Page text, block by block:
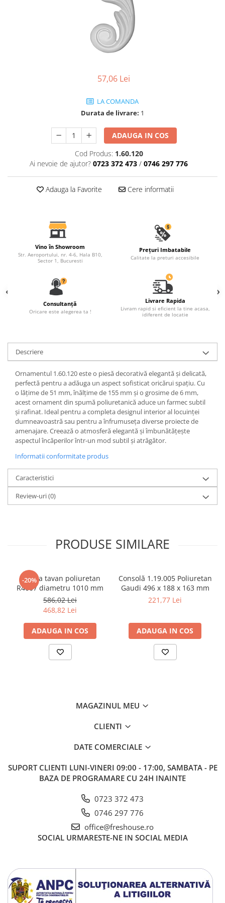
Capiteluri semicoloane
Piedestaluri semicoloane
Trunchiuri semicoloane
Mulaje de interior
Rozete de interior
Cadru de arc
Șeminee decorative
Console de interior
Cadre de ușă
Ornamente de colț
57,06 Lei
LA COMANDA
Durata de livrare: 1
ADAUGA IN COS
Cod Produs: 1.60.120
Ai nevoie de ajutor? 0723 372 473 / 0746 297 776
Adauga la Favorite Cere informatii
Vino în Showroom
Str. Aeroportului, nr. 4-6, Hala B10,
Sector 1, Bucuresti
Prețuri Imbatabile
Calitate la preturi accesibile
Consultanță
Oricare este alegerea ta !
Livrare Rapida
Livram rapid si eficient la tine acasa,
idiferent de locatie
Descriere
Ornamentul 1.60.120 este o piesă decorativă elegantă și delicată,
perfectă pentru a adăuga un aspect sofisticat oricărui spațiu. Cu
o lățime de 51 mm, înălțime de 155 mm și o grosime de 6 mm,
acest ornament din spumă poliuretanică aduce un farmec subtil
și rafinat. Ideal pentru a completa designul interior al locuinței
dumneavoastră sau pentru a înfrumuseța diverse proiecte de
amenajare. Creează o atmosferă elegantă și îmbunătățește
aspectul încăperilor într-un mod subtil și atrăgător.
Informatii conformitate produs
Caracteristici
Review-uri(0)
PRODUSE SIMILARE
-20%
Rozeta tavan poliuretan
R4007 diametru 1010 mm
586,02 Lei
468,82 Lei
ADAUGA IN COS
Consolă 1.19.005 Poliuretan
Gaudi 496 x 188 x 163 mm
221,77 Lei
ADAUGA IN COS
MAGAZINUL MEU
CLIENTI
DATE COMERCIALE
SUPORT CLIENTI LUNI-VINERI 09:00 - 17:00, SAMBATA - PE
BAZA DE PROGRAMARE CU 24H INAINTE
0723 372 473
0746 297 776
office@freshouse.ro
SOCIAL URMARESTE-NE IN SOCIAL MEDIA